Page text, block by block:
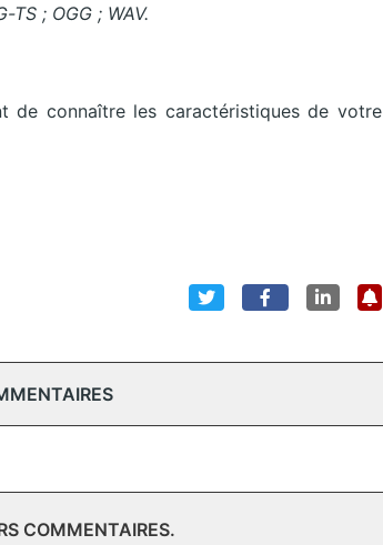
TS ; OGG ; WAV.
de connaître les caractéristiques de votre
COMMENTAIRES.